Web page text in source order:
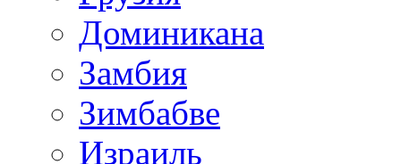
Доминикана
Замбия
Зимбабве
Израиль